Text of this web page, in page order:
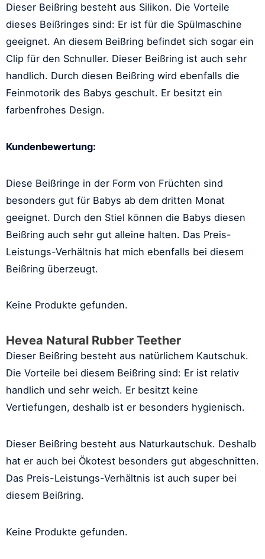
Dieser Beißring besteht aus Silikon. Die Vorteile
dieses Beißringes sind: Er ist für die Spülmaschine
geeignet. An diesem Beißring befindet sich sogar ein
Clip für den Schnuller. Dieser Beißring ist auch sehr
handlich. Durch diesen Beißring wird ebenfalls die
Feinmotorik des Babys geschult. Er besitzt ein
farbenfrohes Design.
Kundenbewertung:
Diese Beißringe in der Form von Früchten sind
besonders gut für Babys ab dem dritten Monat
geeignet. Durch den Stiel können die Babys diesen
Beißring auch sehr gut alleine halten. Das Preis-
Leistungs-Verhältnis hat mich ebenfalls bei diesem
Beißring überzeugt.
Keine Produkte gefunden.
Hevea Natural Rubber Teether
Dieser Beißring besteht aus natürlichem Kautschuk.
Die Vorteile bei diesem Beißring sind: Er ist relativ
handlich und sehr weich. Er besitzt keine
Vertiefungen, deshalb ist er besonders hygienisch.
Dieser Beißring besteht aus Naturkautschuk. Deshalb
hat er auch bei Ökotest besonders gut abgeschnitten.
Das Preis-Leistungs-Verhältnis ist auch super bei
diesem Beißring.
Keine Produkte gefunden.